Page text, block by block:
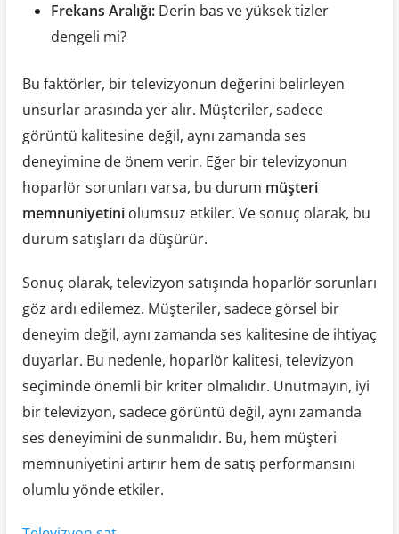
Frekans Aralığı:Derin bas ve yüksek tizler
dengeli mi?
Bu faktörler, bir televizyonun değerini belirleyen
unsurlar arasında yer alır. Müşteriler, sadece
görüntü kalitesine değil, aynı zamanda ses
deneyimine de önem verir. Eğer bir televizyonun
hoparlör sorunları varsa, bu durum müşteri
memnuniyetiniolumsuz etkiler. Ve sonuç olarak, bu
durum satışları da düşürür.
Sonuç olarak, televizyon satışında hoparlör sorunları
göz ardı edilemez. Müşteriler, sadece görsel bir
deneyim değil, aynı zamanda ses kalitesine de ihtiyaç
duyarlar. Bu nedenle, hoparlör kalitesi, televizyon
seçiminde önemli bir kriter olmalıdır. Unutmayın, iyi
bir televizyon, sadece görüntü değil, aynı zamanda
ses deneyimini de sunmalıdır. Bu, hem müşteri
memnuniyetini artırır hem de satış performansını
olumlu yönde etkiler.